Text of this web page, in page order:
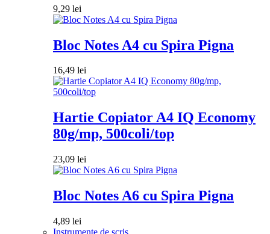
9,29 lei
Bloc Notes A4 cu Spira Pigna
16,49 lei
Hartie Copiator A4 IQ Economy
80g/mp, 500coli/top
23,09 lei
Bloc Notes A6 cu Spira Pigna
4,89 lei
Instrumente de scris